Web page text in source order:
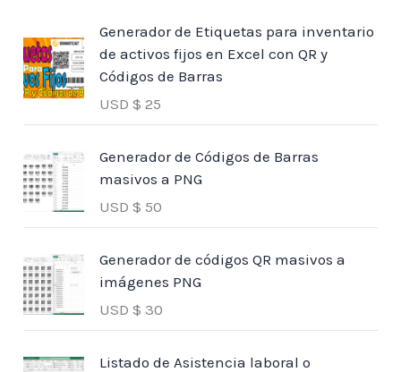
Generador de Etiquetas para inventario
de activos fijos en Excel con QR y
Códigos de Barras
USD $ 25
Generador de Códigos de Barras
masivos a PNG
USD $ 50
Generador de códigos QR masivos a
imágenes PNG
USD $ 30
Listado de Asistencia laboral o